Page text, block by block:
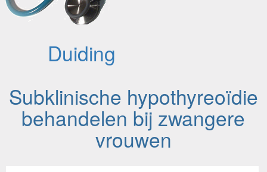
Duiding
Subklinische hypothyreoïdie
behandelen bij zwangere
vrouwen